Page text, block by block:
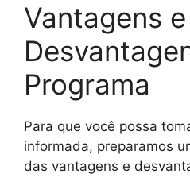
Vantagens e
Programa
Para que você possa
informada, preparamos
das vantagens e